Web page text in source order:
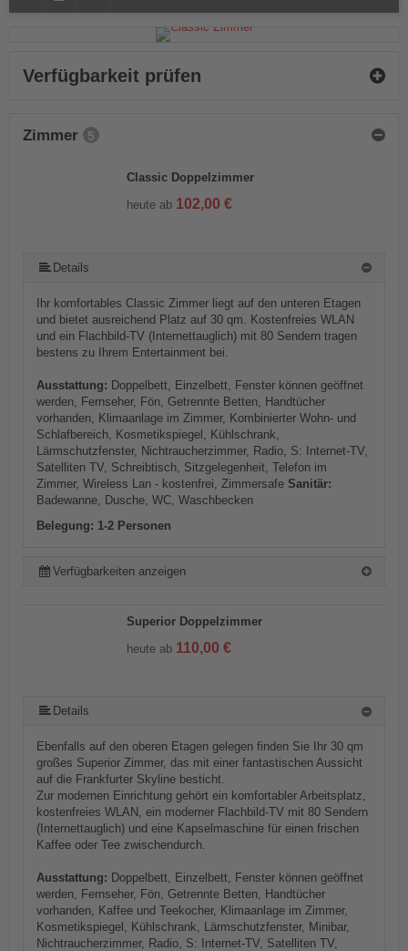
Verfügbarkeit prüfen
Zimmer 5
Classic Doppelzimmer
heute ab 102,00 €
Details
Ihr komfortables Classic Zimmer liegt auf den unteren Etagen
und bietet ausreichend Platz auf 30 qm. Kostenfreies WLAN
und ein Flachbild-TV (Internettauglich) mit 80 Sendern tragen
bestens zu Ihrem Entertainment bei.
Ausstattung: Doppelbett, Einzelbett, Fenster können geöffnet
werden, Fernseher, Fön, Getrennte Betten, Handtücher
vorhanden, Klimaanlage im Zimmer, Kombinierter Wohn- und
Schlafbereich, Kosmetikspiegel, Kühlschrank,
Lärmschutzfenster, Nichtraucherzimmer, Radio, S: Internet-TV,
Satelliten TV, Schreibtisch, Sitzgelegenheit, Telefon im
Zimmer, Wireless Lan - kostenfrei, Zimmersafe Sanitär:
Badewanne, Dusche, WC, Waschbecken
Belegung: 1-2 Personen
Verfügbarkeiten anzeigen
Superior Doppelzimmer
heute ab 110,00 €
Details
Ebenfalls auf den oberen Etagen gelegen finden Sie Ihr 30 qm
großes Superior Zimmer, das mit einer fantastischen Aussicht
auf die Frankfurter Skyline besticht.
Zur modernen Einrichtung gehört ein komfortabler Arbeitsplatz,
kostenfreies WLAN, ein moderner Flachbild-TV mit 80 Sendern
(Internettauglich) und eine Kapselmaschine für einen frischen
Kaffee oder Tee zwischendurch.
Ausstattung: Doppelbett, Einzelbett, Fenster können geöffnet
werden, Fernseher, Fön, Getrennte Betten, Handtücher
vorhanden, Kaffee und Teekocher, Klimaanlage im Zimmer,
Kosmetikspiegel, Kühlschrank, Lärmschutzfenster, Minibar,
Nichtraucherzimmer, Radio, S: Internet-TV, Satelliten TV,